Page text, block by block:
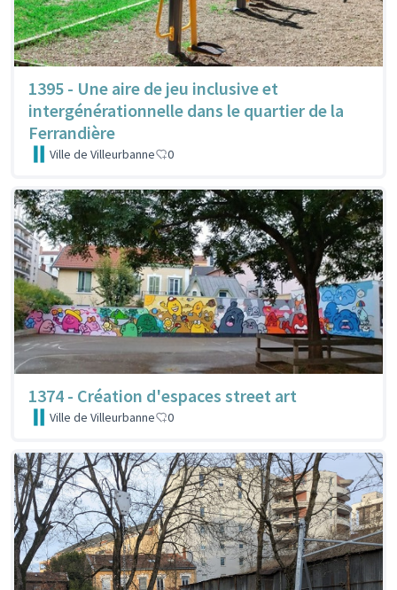
1395 - Une aire de jeu inclusive et
intergénérationnelle dans le quartier de la
Ferrandière
Ville de Villeurbanne 0
1374 - Création d'espaces street art
Ville de Villeurbanne 0